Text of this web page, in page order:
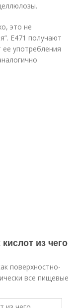
это не
Е471 получают
ее употребления
из чего
поверхностно-
все пищевые